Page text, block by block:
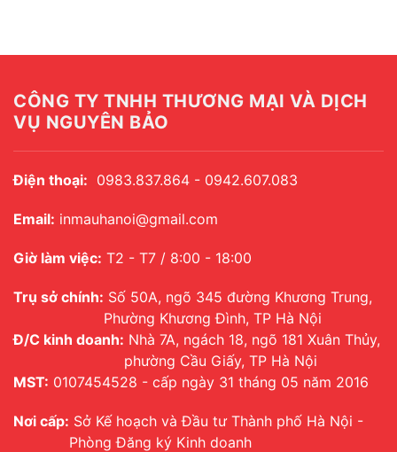
CÔNG TY TNHH THƯƠNG MẠI VÀ DỊCH
VỤ NGUYÊN BẢO
Điện thoại: 0983.837.864 - 0942.607.083
Email: inmauhanoi@gmail.com
Giờ làm việc: T2 - T7 / 8:00 - 18:00
Trụ sở chính: Số 50A, ngõ 345 đường Khương Trung,
Phường Khương Đình, TP Hà Nội
Đ/C kinh doanh: Nhà 7A, ngách 18, ngõ 181 Xuân Thủy,
phường Cầu Giấy, TP Hà Nội
MST: 0107454528 - cấp ngày 31 tháng 05 năm 2016
Nơi cấp: Sở Kế hoạch và Đầu tư Thành phố Hà Nội -
Phòng Đăng ký Kinh doanh